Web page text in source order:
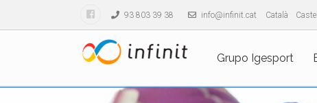
93 803 39 38 info@infinit.cat Català
Grupo Igesport